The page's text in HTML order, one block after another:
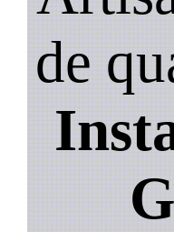
de